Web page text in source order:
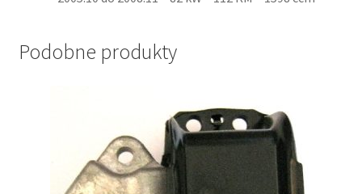
Podobne produkty